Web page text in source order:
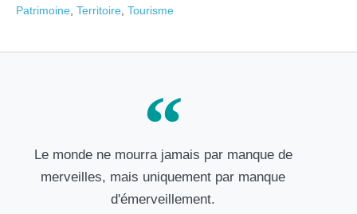
Patrimoine, Territoire, Tourisme
Le monde ne mourra jamais par manque de
merveilles, mais uniquement par manque
d'émerveillement.